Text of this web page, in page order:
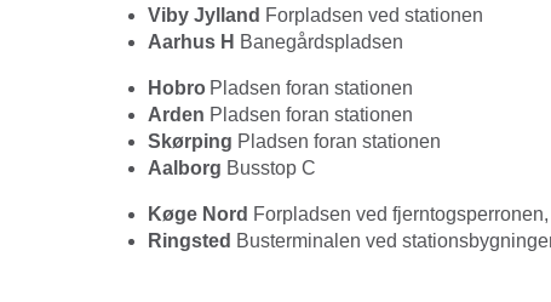
Viby Jylland Forpladsen ved stationen
Aarhus H Banegårdspladsen
Hobro Pladsen foran stationen
Arden Pladsen foran stationen
Skørping Pladsen foran stationen
Aalborg Busstop C
Køge Nord Forpladsen ved
Ringsted Busterminalen ved